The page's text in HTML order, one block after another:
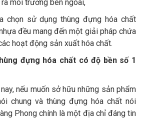
môi trường bên ngoài,
chọn sử dụng thùng đựng hóa chất
đều mang đến một giải pháp chứa
hoạt động sản xuất hóa chất.
đựng hóa chất có độ bền số 1
nếu muốn sở hữu những sản phẩm
chung và thùng đựng hóa chất nói
Phong chính là một địa chỉ đáng tin